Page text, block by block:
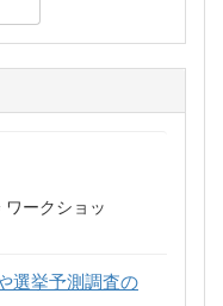
ークショッ
選挙予測調査の